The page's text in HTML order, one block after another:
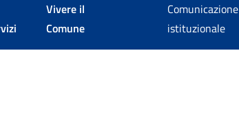
Vivere il
Comune
Comunicazione
istituzionale